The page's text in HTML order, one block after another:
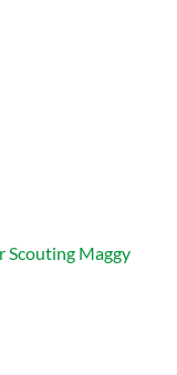
Scouting Maggy